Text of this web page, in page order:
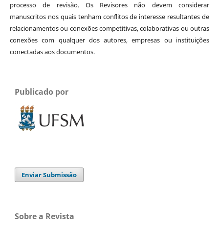
processo de revisão. Os Revisores não devem considerar
manuscritos nos quais tenham conflitos de interesse resultantes de
relacionamentos ou conexões competitivas, colaborativas ou outras
conexões com qualquer dos autores, empresas ou instituições
conectadas aos documentos.
Publicado por
Enviar Submissão
Sobre a Revista